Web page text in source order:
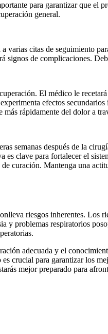
para garantizar que el
general.
varias citas de seguimiento
signos de complicaciones.
El médico le
efectos
rápidamente del dolor a
semanas después de la
clave para fortalecer el
curación. Mantenga una
riesgos inherentes.
y problemas respiratorios
adecuada y el
crucial para garantizar los
mejor preparado para